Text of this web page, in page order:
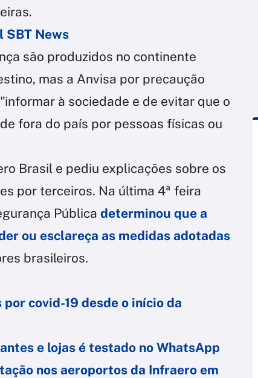
SBT News
são produzidos no continente
mas a Anvisa por precaução
à sociedade e de evitar que o
fora do país por pessoas físicas ou
Brasil e pediu explicações sobre os
por terceiros. Na última 4ª feira
Pública determinou que a
ou esclareça as medidas adotadas
brasileiros.
covid-19 desde o início da
e lojas é testado no WhatsApp
nos aeroportos da Infraero em